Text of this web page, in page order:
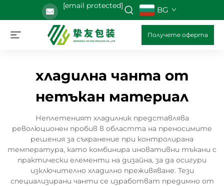
[email protected] BG
Получете оферта
хладилна чанта от
нетъкан материал
Неплетеният хладилник представлява
революционен пробив в областта на преносимите
решения за съхранение при контролирана
температура, като комбинира иновативни тъкани с
практически елементи на дизайна, за да осигури
изключително хладилно преживяване. Тези
специализирани чанти се изработват предимно от